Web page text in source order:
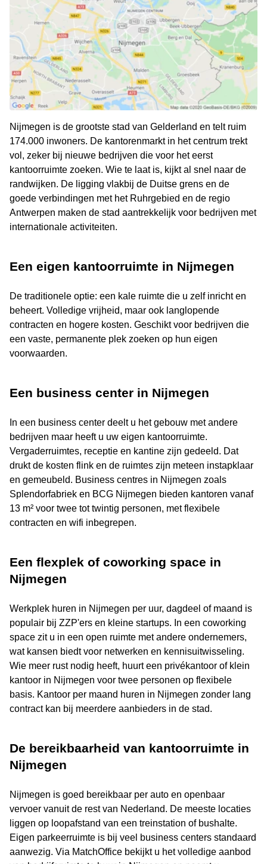
Nijmegen is de grootste stad van Gelderland en telt ruim
174.000 inwoners. De kantorenmarkt in het centrum trekt
vol, zeker bij nieuwe bedrijven die voor het eerst
kantoorruimte zoeken. Wie te laat is, kijkt al snel naar de
randwijken. De ligging vlakbij de Duitse grens en de
goede verbindingen met het Ruhrgebied en de regio
Antwerpen maken de stad aantrekkelijk voor bedrijven met
internationale activiteiten.
Een eigen kantoorruimte in Nijmegen
De traditionele optie: een kale ruimte die u zelf inricht en
beheert. Volledige vrijheid, maar ook langlopende
contracten en hogere kosten. Geschikt voor bedrijven die
een vaste, permanente plek zoeken op hun eigen
voorwaarden.
Een business center in Nijmegen
In een business center deelt u het gebouw met andere
bedrijven maar heeft u uw eigen kantoorruimte.
Vergaderruimtes, receptie en kantine zijn gedeeld. Dat
drukt de kosten flink en de ruimtes zijn meteen instapklaar
en gemeubeld. Business centres in Nijmegen zoals
Splendorfabriek en BCG Nijmegen bieden kantoren vanaf
13 m² voor twee tot twintig personen, met flexibele
contracten en wifi inbegrepen.
Een flexplek of coworking space in
Nijmegen
Werkplek huren in Nijmegen per uur, dagdeel of maand is
populair bij ZZP'ers en kleine startups. In een coworking
space zit u in een open ruimte met andere ondernemers,
wat kansen biedt voor netwerken en kennisuitwisseling.
Wie meer rust nodig heeft, huurt een privékantoor of klein
kantoor in Nijmegen voor twee personen op flexibele
basis. Kantoor per maand huren in Nijmegen zonder lang
contract kan bij meerdere aanbieders in de stad.
De bereikbaarheid van kantoorruimte in
Nijmegen
Nijmegen is goed bereikbaar per auto en openbaar
vervoer vanuit de rest van Nederland. De meeste locaties
liggen op loopafstand van een treinstation of bushalte.
Eigen parkeerruimte is bij veel business centers standaard
aanwezig. Via MatchOffice bekijkt u het volledige aanbod